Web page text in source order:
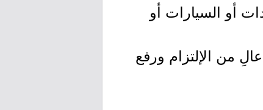
أو السيارات أو
من الإلتزام ورفع